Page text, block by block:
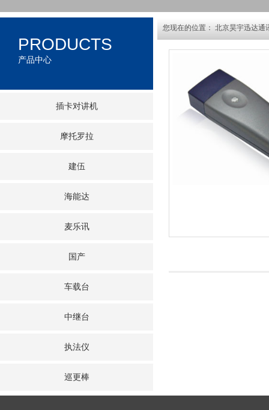
PRODUCTS
产品中心
插卡对讲机
摩托罗拉
建伍
海能达
麦乐讯
国产
车载台
中继台
执法仪
巡更棒
您现在的位置： 北京昊宇迅达通